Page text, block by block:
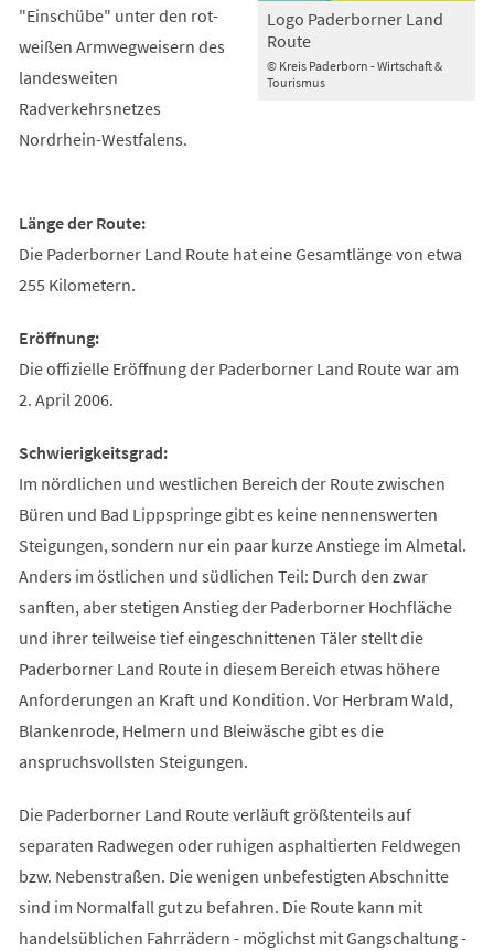
© Kreis Paderborn - Wirtschaft &
Tourismus
Logo Paderborner Land
Route
"Einschübe" unter den rot-
weißen Armwegweisern des
landesweiten
Radverkehrsnetzes
Nordrhein-Westfalens.
Länge der Route:
Die Paderborner Land Route hat eine Gesamtlänge von etwa
255 Kilometern.
Eröffnung:
Die offizielle Eröffnung der Paderborner Land Route war am
2. April 2006.
Schwierigkeitsgrad:
Im nördlichen und westlichen Bereich der Route zwischen
Büren und Bad Lippspringe gibt es keine nennenswerten
Steigungen, sondern nur ein paar kurze Anstiege im Almetal.
Anders im östlichen und südlichen Teil: Durch den zwar
sanften, aber stetigen Anstieg der Paderborner Hochfläche
und ihrer teilweise tief eingeschnittenen Täler stellt die
Paderborner Land Route in diesem Bereich etwas höhere
Anforderungen an Kraft und Kondition. Vor Herbram Wald,
Blankenrode, Helmern und Bleiwäsche gibt es die
anspruchsvollsten Steigungen.
Die Paderborner Land Route verläuft größtenteils auf
separaten Radwegen oder ruhigen asphaltierten Feldwegen
bzw. Nebenstraßen. Die wenigen unbefestigten Abschnitte
sind im Normalfall gut zu befahren. Die Route kann mit
handelsüblichen Fahrrädern - möglichst mit Gangschaltung -